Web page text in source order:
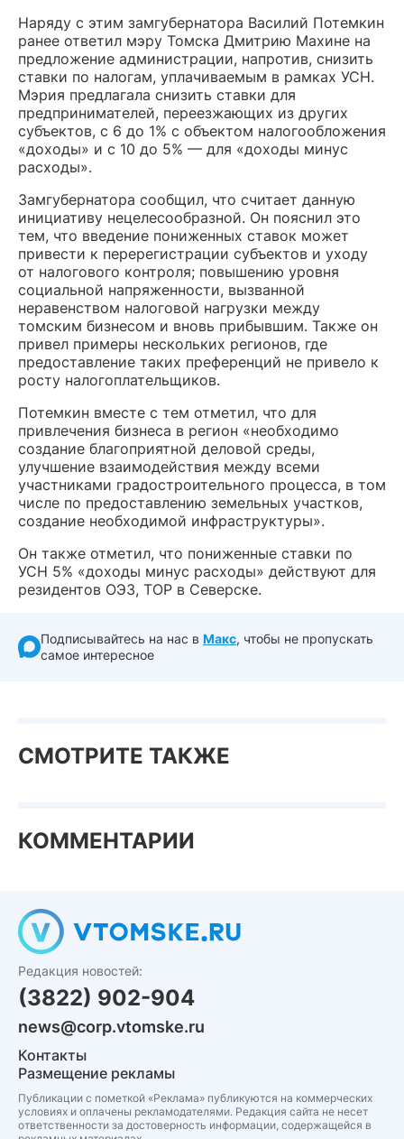
Наряду с этим замгубернатора Василий Потемкин
ранее ответил мэру Томска Дмитрию Махине на
предложение администрации, напротив, снизить
ставки по налогам, уплачиваемым в рамках УСН.
Мэрия предлагала снизить ставки для
предпринимателей, переезжающих из других
субъектов, с 6 до 1% с объектом налогообложения
«доходы» и с 10 до 5% — для «доходы минус
расходы».
Замгубернатора сообщил, что считает данную
инициативу нецелесообразной. Он пояснил это
тем, что введение пониженных ставок может
привести к перерегистрации субъектов и уходу
от налогового контроля; повышению уровня
социальной напряженности, вызванной
неравенством налоговой нагрузки между
томским бизнесом и вновь прибывшим. Также он
привел примеры нескольких регионов, где
предоставление таких преференций не привело к
росту налогоплательщиков.
Потемкин вместе с тем отметил, что для
привлечения бизнеса в регион «необходимо
создание благоприятной деловой среды,
улучшение взаимодействия между всеми
участниками градостроительного процесса, в том
числе по предоставлению земельных участков,
создание необходимой инфраструктуры».
Он также отметил, что пониженные ставки по
УСН 5% «доходы минус расходы» действуют для
резидентов ОЭЗ, ТОР в Северске.
Подписывайтесь на нас в Макс, чтобы не пропускать
самое интересное
СМОТРИТЕ ТАКЖЕ
КОММЕНТАРИИ
Редакция новостей:
(3822) 902-904
news@corp.vtomske.ru
Контакты
Размещение рекламы
Публикации с пометкой «Реклама» публикуются на коммерческих
условиях и оплачены рекламодателями. Редакция сайта не несет
ответственности за достоверность информации, содержащейся в